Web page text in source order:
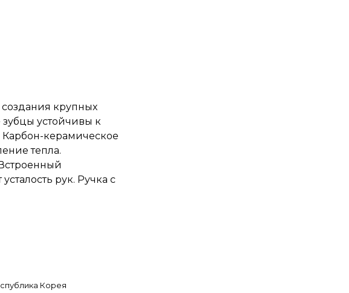
крупных
устойчивы к
керамическое
тепла.
рук. Ручка с
Корея